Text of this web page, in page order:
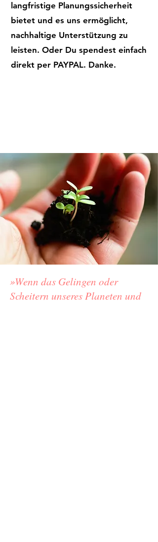
langfristige Planungssicherheit
bietet und es uns ermöglicht,
nachhaltige Unterstützung zu
leisten. Oder Du spendest einfach
direkt per PAYPAL. Danke.
»Wenn das Gelingen oder
Scheitern unseres Planeten und